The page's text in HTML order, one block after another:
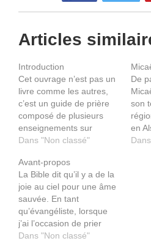
Articles
Introduction
Cet ouvrage n’est pas un
livre comme les autres,
c’est un guide de prière
composé de plusieurs
enseignements sur
l’intercession. J’ai eu
pratique ce guide de
prière et d’en voir les
fruits dans ma vie
personnelle et autour de
moi. Il vous motivera
certainement à avoir…
Dans "Non classé"
De
son
en
Avant-propos
La Bible dit qu’il y a de la
joie au ciel pour une âme
sauvée. En tant
qu’évangéliste, lorsque
j’ai l’occasion de prier
avec quelqu’un qui donne
Dans "Non classé"